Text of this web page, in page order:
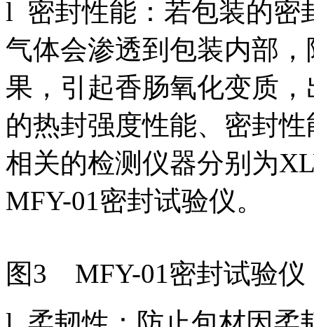
l 密封性能：若包装的密
气体会渗透到包装内部
果，引起香肠氧化变质
的热封强度性能、密封
相关的检测仪器分别为
MFY-01密封试验仪。
图3 MFY-01密封试验仪